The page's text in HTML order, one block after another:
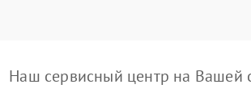
Наш сервисный центр на Вашей